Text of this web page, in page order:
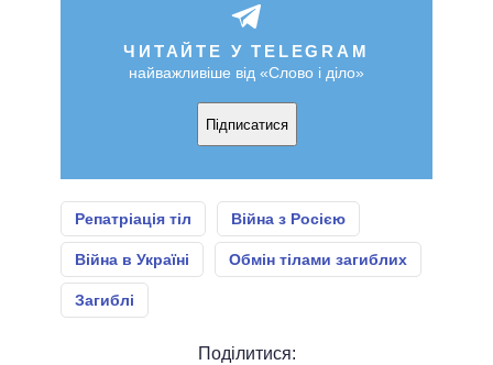
ЧИТАЙТЕ У TELEGRAM
найважливіше від «Слово і діло»
Підписатися
Репатріація тіл Війна з Росією
Війна в Україні Обмін тілами загиблих
Загиблі
Поділитися: